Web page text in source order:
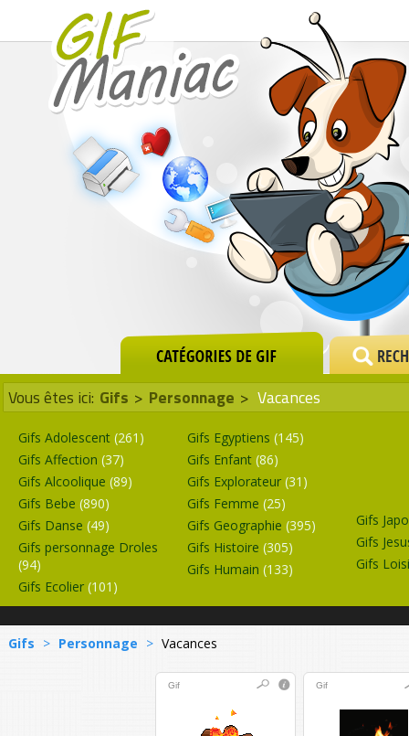
Vous êtes ici: Gifs > Personnage > Vacances
Gifs Adolescent (261)
Gifs Affection (37)
Gifs Alcoolique (89)
Gifs Bebe (890)
Gifs Danse (49)
Gifs personnage Droles
(94)
Gifs Ecolier (101)
Gifs Egyptiens (145)
Gifs Enfant (86)
Gifs Explorateur (31)
Gifs Femme (25)
Gifs Geographie (395)
Gifs Histoire (305)
Gifs Humain (133)
Gifs
Gifs
Gifs
Gifs > Personnage > Vacances
Gif Gif